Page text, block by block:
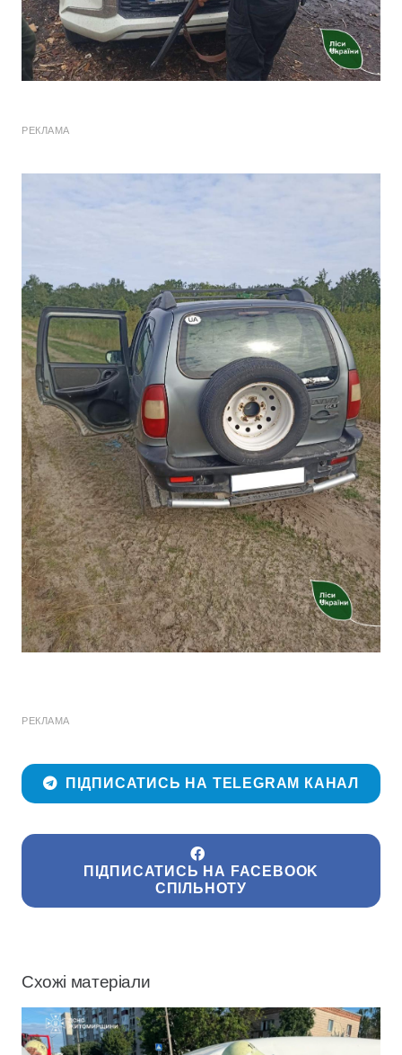
РЕКЛАМА
РЕКЛАМА
ПІДПИСАТИСЬ НА TELEGRAM КАНАЛ
ПІДПИСАТИСЬ НА FACEBOOK
СПІЛЬНОТУ
Схожі матеріали